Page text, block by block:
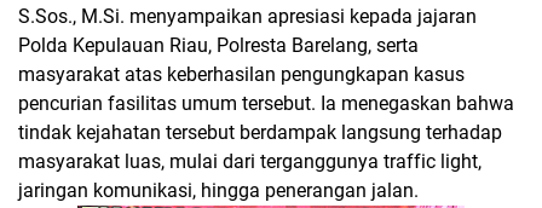
S.Sos., M.Si. menyampaikan apresiasi kepada jajaran
Polda Kepulauan Riau, Polresta Barelang, serta
masyarakat atas keberhasilan pengungkapan kasus
pencurian fasilitas umum tersebut. Ia menegaskan bahwa
tindak kejahatan tersebut berdampak langsung terhadap
masyarakat luas, mulai dari terganggunya traffic light,
jaringan komunikasi, hingga penerangan jalan.